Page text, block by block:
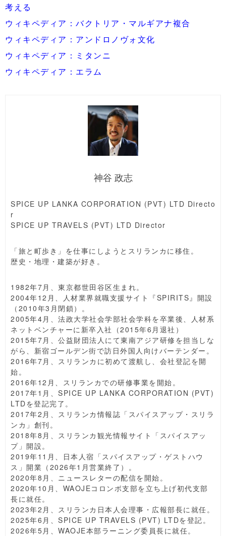
考える
ウィキペディア：バクトリア・マルギアナ複合
ウィキペディア：アンドロノヴォ文化
ウィキペディア：ミタンニ
ウィキペディア：エラム
神谷 政志
SPICE UP LANKA CORPORATION (PVT) LTD Directo
r
SPICE UP TRAVELS (PVT) LTD Director
「旅と町歩き」を仕事にしようとスリランカに移住。
歴史・地理・建築が好き。
1982年7月、東京都世田谷区生まれ。
2004年12月、人材業界就職支援サイト『SPIRITS』開設
（2010年3月閉鎖）。
2005年4月、法政大学社会学部社会学科を卒業後、人材系
ネットベンチャーに新卒入社（2015年6月退社）
2015年7月、公益財団法人にて東南アジア研修を担当しな
がら、新宿ゴールデン街で訪日外国人向けバーテンダー。
2016年7月、スリランカに初めて渡航し、会社登記を開
始。
2016年12月、スリランカでの研修事業を開始。
2017年1月、SPICE UP LANKA CORPORATION (PVT)
LTDを登記完了。
2017年2月、スリランカ情報誌「スパイスアップ・スリラ
ンカ」創刊。
2018年8月、スリランカ観光情報サイト「スパイスアッ
プ」開設。
2019年11月、日本人宿「スパイスアップ・ゲストハウ
ス」開業（2026年1月営業終了）。
2020年8月、ニュースレターの配信を開始。
2020年10月、WAOJEコロンボ支部を立ち上げ初代支部
長に就任。
2023年2月、スリランカ日本人会理事・広報部長に就任。
2025年6月、SPICE UP TRAVELS (PVT) LTDを登記。
2026年5月、WAOJE本部ラーニング委員長に就任。